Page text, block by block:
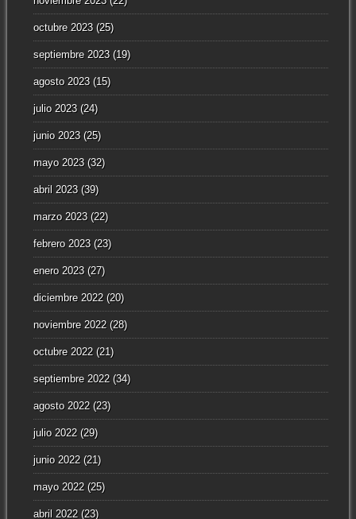
octubre 2023(25)
septiembre 2023(19)
agosto 2023(15)
julio 2023(24)
junio 2023(25)
mayo 2023(32)
abril 2023(39)
marzo 2023(22)
febrero 2023(23)
enero 2023(27)
diciembre 2022(20)
noviembre 2022(28)
octubre 2022(21)
septiembre 2022(34)
agosto 2022(23)
julio 2022(29)
junio 2022(21)
mayo 2022(25)
abril 2022(23)